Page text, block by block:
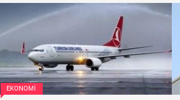
EKONOMI